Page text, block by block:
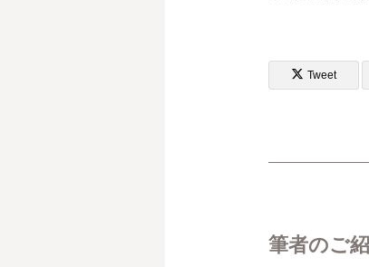
Tweet
筆者のご